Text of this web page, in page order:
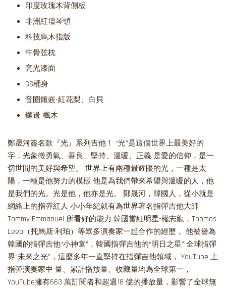
印度玫瑰木背側板
非洲紅壇琴頸
科技烏木指版
牛骨弦枕
亮光漆面
GS桶身
音圈鑲嵌-紅花梨、白貝
鑲邊-楓木
鄭晟河簽名款『光』系列吉他！ “光”是這個世界上最美好的
字，光象徵勇氣、善良、堅持、溫暖、正義 是愛的信仰，是一
切世間的美好與希望。 世界上有兩種最耀眼的光，一種是太
陽，一種是他努力的模樣 他是為我們帶來希望與溫暖的人，他
是我們的光。光是他，他亦是光。 鄭晟河，韓國人，從小就是
網絡上的指彈紅人 小小年紀就有為世界著名指彈吉他大師
Tommy Emmanuel 所看好的能力 韓國當紅明星-權志龍，Thomas
Leeb（托馬斯·利珀）等眾多演奏家一起合作的經歷， 他被譽為
韓國的指彈吉他“小神童”，韓國指彈吉他的“明日之星” 全球指彈
界“未來之光”，這麼多年一直堅持在指彈吉他領域， YouTube 上
指彈演奏家中 量、累計播放量、收藏量均為全球第一，
YouTube擁有663 萬訂閱者和超過18 億的播放量，影響了全球無